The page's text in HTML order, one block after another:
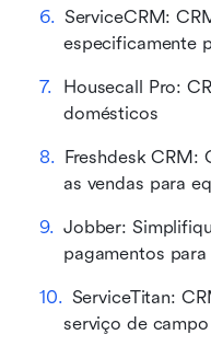
ServiceCRM:
especificamente
Housecall Pro:
domésticos
Freshdesk CRM:
as vendas para
Jobber:
pagamentos
ServiceTitan:
serviço de campo